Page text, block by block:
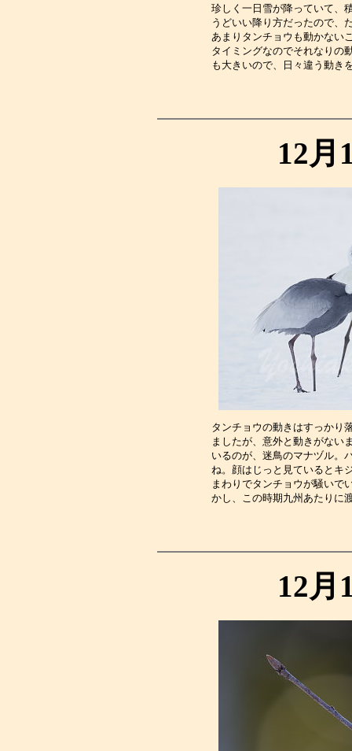
珍しく一日雪が降っていて、
うどいい降り方だったので、
あまりタンチョウも動かない
タイミングなのでそれなりの
も大きいので、日
12月
タンチョウの動きはすっかり
ましたが、意外と動きがない
いるのが、迷鳥のマナヅル。
ね。顔はじっと見ているとキ
まわりでタンチョウが騒いで
かし、この時期九州あたりに
12月